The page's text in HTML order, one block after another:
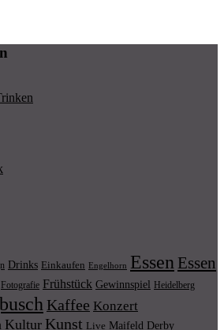
Drinks Einkaufen Engelhorn Essen Essen
Fotografie Frühstück Gewinnspiel Heidelberg
Kaffee Konzert
Kultur Kunst Live Maifeld Derby